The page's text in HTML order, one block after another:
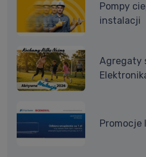
Pompy
instalacji
Agregaty
Promocje